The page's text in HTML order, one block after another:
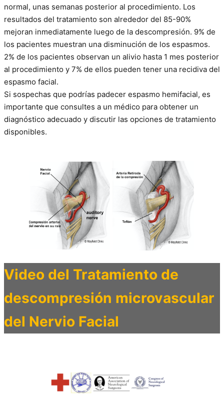
normal, unas semanas posterior al procedimiento. Los
resultados del tratamiento son alrededor del 85-90%
mejoran inmediatamente luego de la descompresión. 9% de
los pacientes muestran una disminución de los espasmos.
2% de los pacientes observan un alivio hasta 1 mes posterior
al procedimiento y 7% de ellos pueden tener una recidiva del
espasmo facial.
Si sospechas que podrías padecer espasmo hemifacial, es
importante que consultes a un médico para obtener un
diagnóstico adecuado y discutir las opciones de tratamiento
disponibles.
Video del Tratamiento de
descompresión microvascular
del Nervio Facial